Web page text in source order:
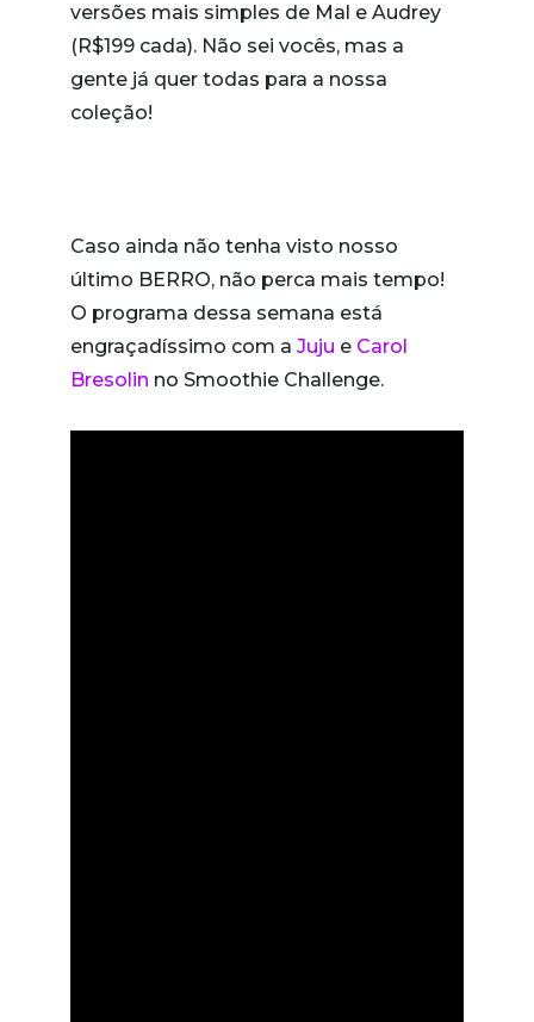
versões mais simples de Mal e Audrey
(R$199 cada). Não sei vocês, mas a
gente já quer todas para a nossa
coleção!
Caso ainda não tenha visto nosso
último BERRO, não perca mais tempo!
O programa dessa semana está
engraçadíssimo com a Juju e Carol
Bresolin no Smoothie Challenge.